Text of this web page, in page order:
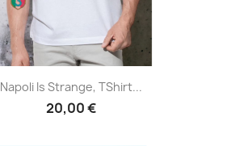
Napoli Is Strange, TShirt...
20,00 €